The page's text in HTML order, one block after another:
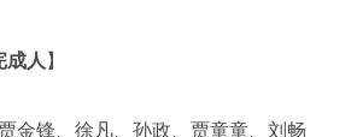
成人 】
金锋、徐凡、孙政、贾童童、刘畅